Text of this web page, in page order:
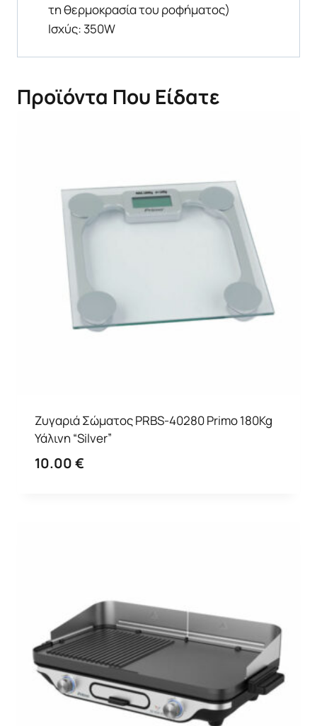
τη θερμοκρασία του ροφήματος)
Ισχύς: 350W
Προϊόντα Που Είδατε
Ζυγαριά Σώματος PRBS-40280 Primo 180Kg
Υάλινη “Silver”
10.00€